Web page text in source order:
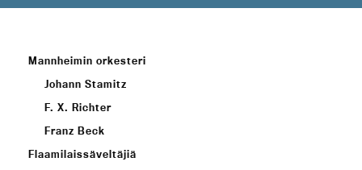
Mannheimin orkesteri
Johann Stamitz
F. X. Richter
Franz Beck
Flaamilaissäveltäjiä